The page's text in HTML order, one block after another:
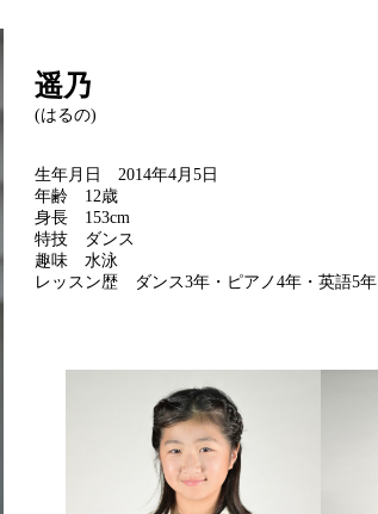
遥乃
(はるの)
生年月日　2014年4月5日
年齢　12歳
身長　153cm
特技　ダンス
趣味　水泳
レッスン歴　ダンス3年・ピアノ4年・英語5年